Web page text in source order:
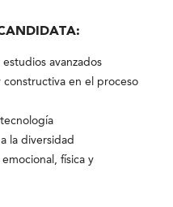
avanzados
en el proceso
la diversidad
física y